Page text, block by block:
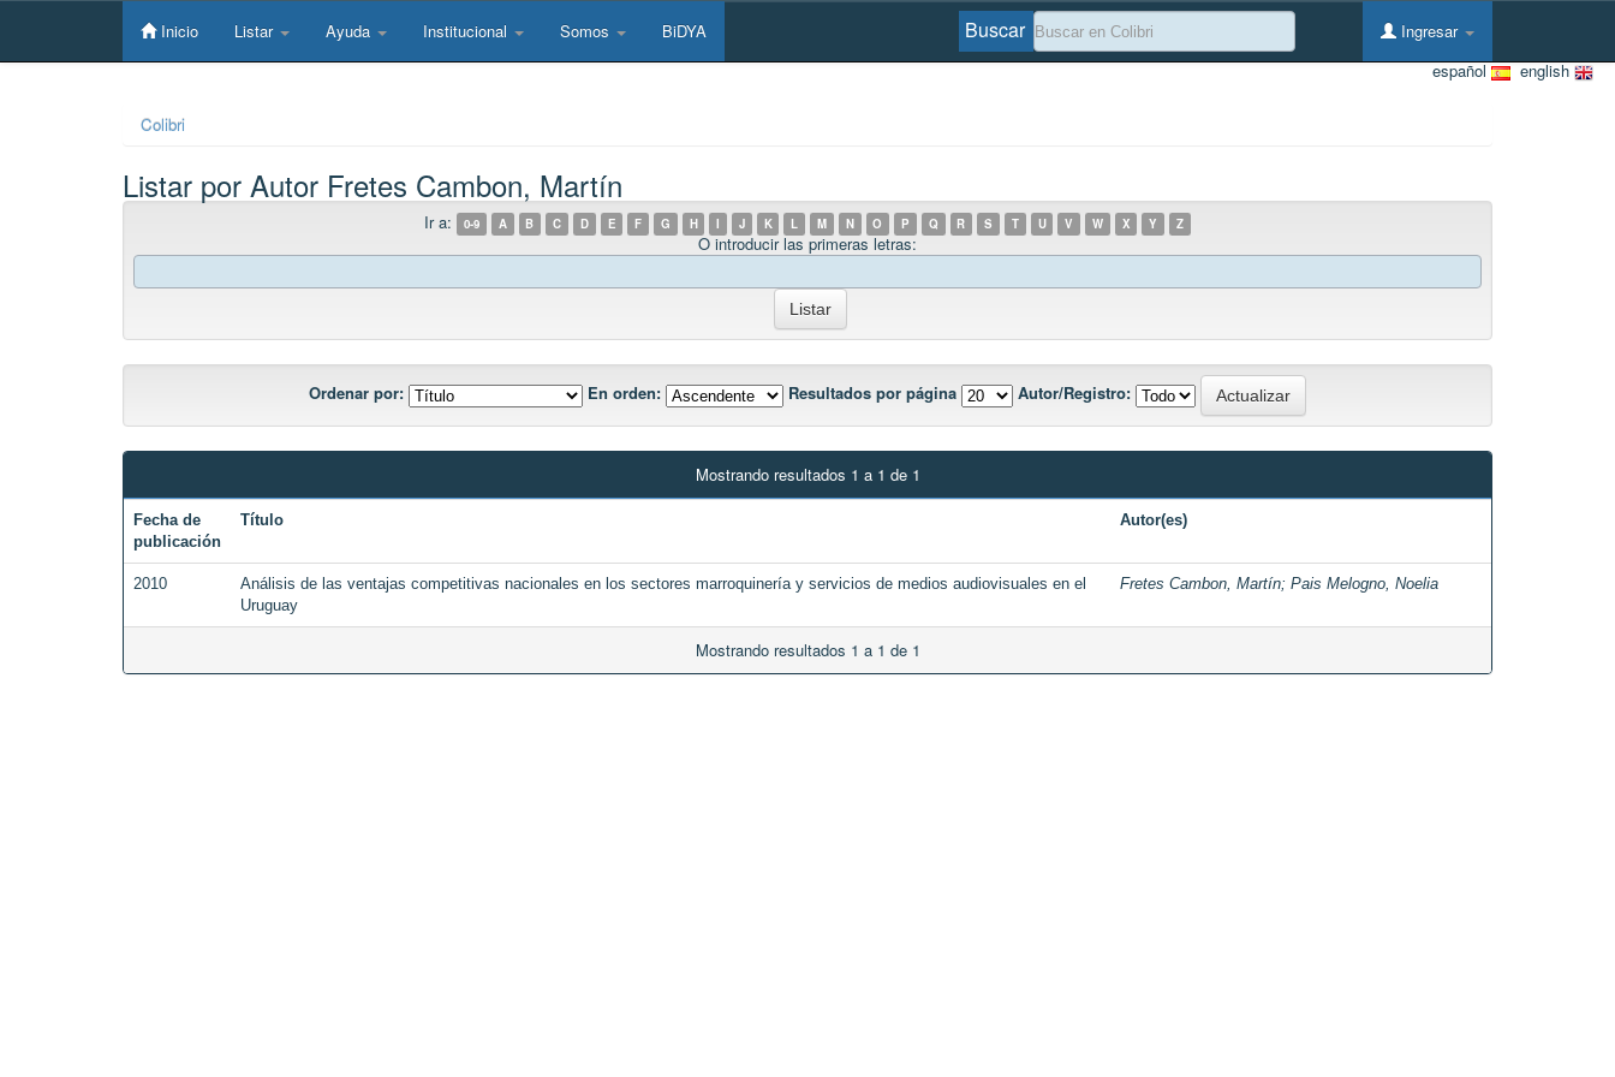
Skip
Inicio Listar Ayuda Institucional Somos BiDYA Ingresar
Buscar
english
español
Colibri
Listar por Autor Fretes Cambon, Martín
Ir a: 0-9 A B C D E F G H I J K L M N O P Q R S T U V W X Y Z
O introducir las primeras letras:
Ordenar por: En orden: Resultados por página Autor/Registro:
Mostrando resultados 1 a 1 de 1
Fecha de
publicación
Título Autor(es)
2010
Análisis de las ventajas competitivas nacionales en los sectores marroquinería y servicios de medios audiovisuales en el
Uruguay
Fretes Cambon, Martín; Pais Melogno, Noelia
Mostrando resultados 1 a 1 de 1